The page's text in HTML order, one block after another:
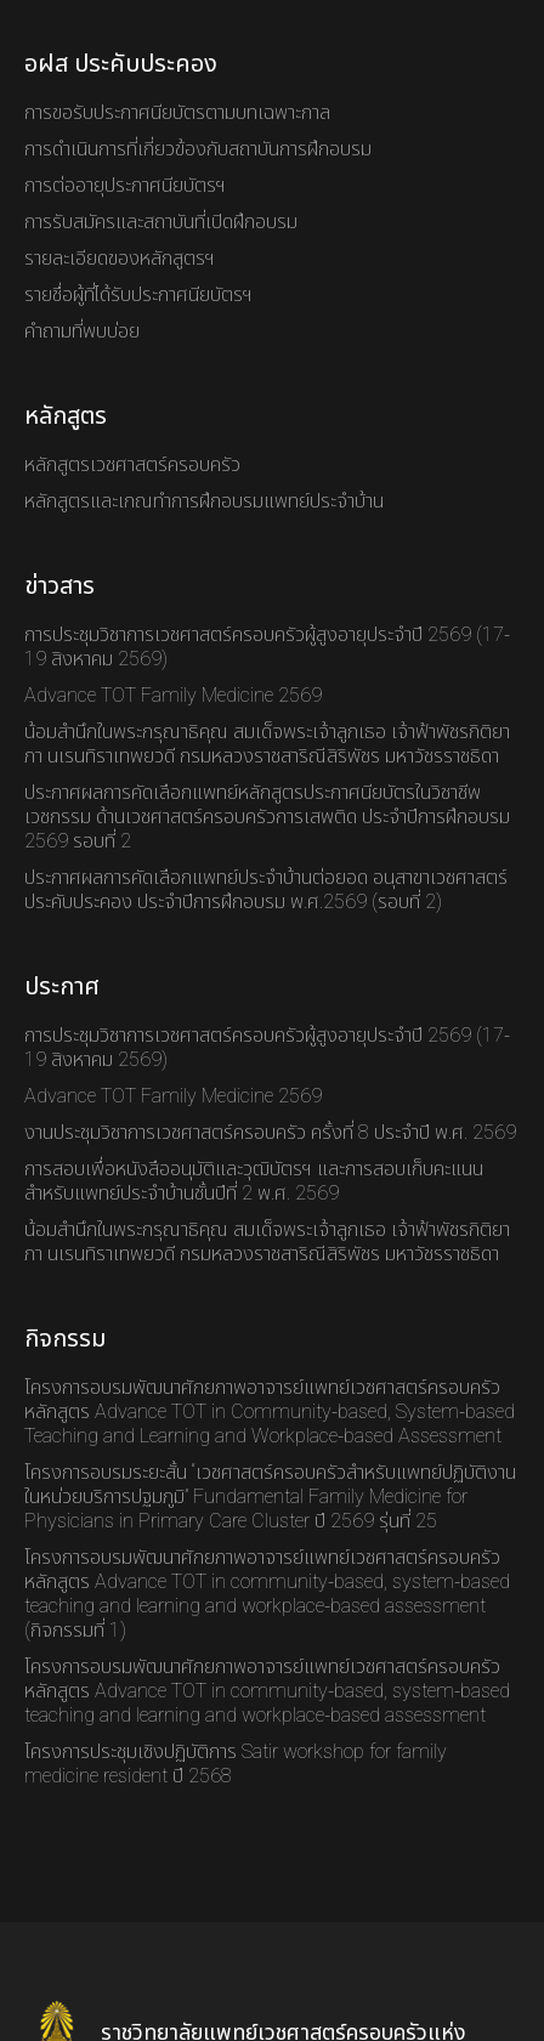
อฝส ประคับประคอง
การขอรับประกาศนียบัตรตามบทเฉพาะกาล
การดำเนินการที่เกี่ยวข้องกับสถาบันการฝึกอบรม
การต่ออายุประกาศนียบัตรฯ
การรับสมัครและสถาบันที่เปิดฝึกอบรม
รายละเอียดของหลักสูตรฯ
รายชื่อผู้ที่ได้รับประกาศนียบัตรฯ
คำถามที่พบบ่อย
หลักสูตร
หลักสูตรเวชศาสตร์ครอบครัว
หลักสูตรและเกณทำการฝึกอบรมแพทย์ประจำบ้าน
ข่าวสาร
การประชุมวิชาการเวชศาสตร์ครอบครัวผู้สูงอายุประจำปี 2569 (17-
19 สิงหาคม 2569)
Advance TOT Family Medicine 2569
น้อมสำนึกในพระกรุณาธิคุณ สมเด็จพระเจ้าลูกเธอ เจ้าฟ้าพัชรกิติยา
ภา นเรนทิราเทพยวดี กรมหลวงราชสาริณีสิริพัชร มหาวัชรราชธิดา
ประกาศผลการคัดเลือกแพทย์หลักสูตรประกาศนียบัตรในวิชาชีพ
เวชกรรม ด้านเวชศาสตร์ครอบครัวการเสพติด ประจำปีการฝึกอบรม
2569 รอบที่ 2
ประกาศผลการคัดเลือกแพทย์ประจำบ้านต่อยอด อนุสาขาเวชศาสตร์
ประคับประคอง ประจำปีการฝึกอบรม พ.ศ.2569 (รอบที่ 2)
ประกาศ
การประชุมวิชาการเวชศาสตร์ครอบครัวผู้สูงอายุประจำปี 2569 (17-
19 สิงหาคม 2569)
Advance TOT Family Medicine 2569
งานประชุมวิชาการเวชศาสตร์ครอบครัว ครั้งที่ 8 ประจำปี พ.ศ. 2569
การสอบเพื่อหนังสืออนุมัติและวุฒิบัตรฯ และการสอบเก็บคะแนน
สำหรับแพทย์ประจำบ้านชั้นปีที่ 2 พ.ศ. 2569
น้อมสำนึกในพระกรุณาธิคุณ สมเด็จพระเจ้าลูกเธอ เจ้าฟ้าพัชรกิติยา
ภา นเรนทิราเทพยวดี กรมหลวงราชสาริณีสิริพัชร มหาวัชรราชธิดา
กิจกรรม
โครงการอบรมพัฒนาศักยภาพอาจารย์แพทย์เวชศาสตร์ครอบครัว
หลักสูตร Advance TOT in Community-based, System-based
Teaching and Learning and Workplace-based Assessment
โครงการอบรมระยะสั้น “เวชศาสตร์ครอบครัวสำหรับแพทย์ปฏิบัติงาน
ในหน่วยบริการปฐมภูมิ” Fundamental Family Medicine for
Physicians in Primary Care Cluster ปี 2569 รุ่นที่ 25
โครงการอบรมพัฒนาศักยภาพอาจารย์แพทย์เวชศาสตร์ครอบครัว
หลักสูตร Advance TOT in community-based, system-based
teaching and learning and workplace-based assessment
(กิจกรรมที่ 1)
โครงการอบรมพัฒนาศักยภาพอาจารย์แพทย์เวชศาสตร์ครอบครัว
หลักสูตร Advance TOT in community-based, system-based
teaching and learning and workplace-based assessment
โครงการประชุมเชิงปฏิบัติการ Satir workshop for family
medicine resident ปี 2568
ราชวิทยาลัยแพทย์เวชศาสตร์ครอบครัวแห่ง